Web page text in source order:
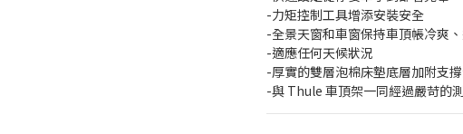
-力矩控制工具增添安裝安全
-全景天窗和車窗保持車頂帳冷爽
-適應任何天候狀況
-厚實的雙層泡棉床墊底層加附支
-與 Thule 車頂架一同經過嚴苛的